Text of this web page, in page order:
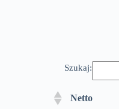
Szukaj:
Netto